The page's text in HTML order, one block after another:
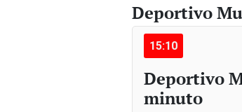
Deportivo
15:10
Deportivo
minuto